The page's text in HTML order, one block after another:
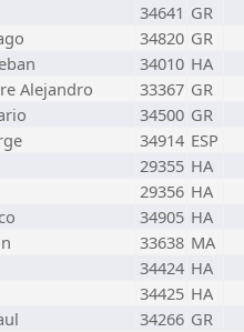
34641 GR
34820 GR
34010 HA
Alejandro 33367 GR
34500 GR
34914 ESP
29355 HA
29356 HA
34905 HA
33638 MA
34424 HA
34425 HA
34266 GR